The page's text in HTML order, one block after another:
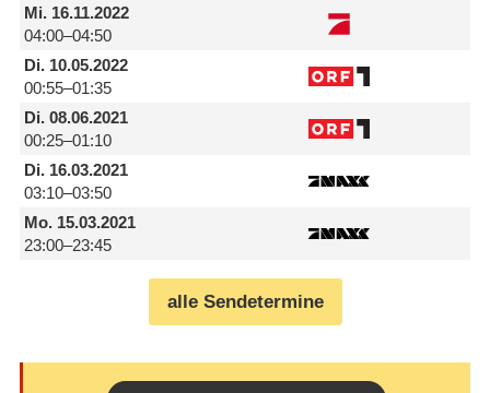
Mi.16.11.2022
04:00–04:50
Di.10.05.2022
00:55–01:35
Di.08.06.2021
00:25–01:10
Di.16.03.2021
03:10–03:50
Mo.15.03.2021
23:00–23:45
alle Sendetermine